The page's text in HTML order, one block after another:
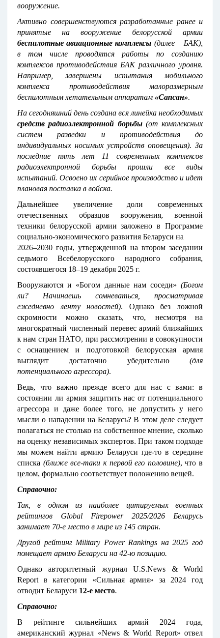
вооружение.
Активно совершенствуются разработанные ранее и
принятые на вооружение белорусской армии
беспилотные авиационные комплексы (далее – БАК),
в том числе проводятся работы по созданию
комплексов противодействия БАК различного уровня.
Например, завершены испытания мобильного
комплекса противодействия малоразмерным
беспилотным летательным аппаратам «Сапсан».
На сегодняшний день создана вся линейка необходимых
средств радиоэлектронной борьбы(от комплексных
систем разведки и противодействия до
индивидуальных носимых устройств оповещения). За
последние пять лет 11 современных комплексов
радиоэлектронной борьбы прошли все виды
испытаний. Освоено их серийное производство и идет
плановая поставка в войска.
Дальнейшее увеличение доли современных
отечественных образцов вооружения, военной
техники белорусской армии заложено в Программе
социально-экономического развития Беларуси на
2026–2030 годы, утвержденной на втором заседании
седьмого Всебелорусского народного собрания,
состоявшегося 18–19 декабря 2025 г.
Вооружаются и «Богом данные нам соседи» (Богом
ли? Начинаешь сомневаться, просматривая
ежедневно ленту новостей). Однако без ложной
скромности можно сказать, что, несмотря на
многократный численный перевес армий ближайших
к нам стран НАТО, при рассмотрении в совокупности
с оснащением и подготовкой белорусская армия
выглядит достаточно убедительно (для
потенциального агрессора).
Ведь, что важно прежде всего для нас с вами: в
состоянии ли армия защитить нас от потенциального
агрессора и даже более того, не допустить у него
мысли о нападении на Беларусь? В этом деле следует
полагаться не столько на собственное мнение, сколько
на оценку независимых экспертов. При таком подходе
мы можем найти армию Беларуси где-то в середине
списка (ближе все-таки к первой его половине), что в
целом, формально соответствует положению вещей.
Справочно:
Так, в одном из наиболее цитируемых военных
рейтингов Global Firepower2025/2026 Беларусь
занимает 70-е место в мире из 145 стран.
Другой рейтинг Military Power Rankings на 2025 год
помещает армию Беларуси на 42-ю позицию.
Однако авторитетный журнал U.S.News & World
Report в категории «Сильная армия» за 2024 год
отводит Беларуси 12-е место.
Справочно:
В рейтинге сильнейших армий 2024 года,
американский журнал «News & World Report» отвел